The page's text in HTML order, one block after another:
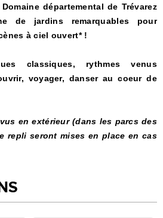
départemental de Trévarez
de jardins remarquables pour
à ciel ouvert* !
classiques, rythmes venus
voyager, danser au coeur de
en extérieur (dans les parcs des
repli seront mises en place en cas